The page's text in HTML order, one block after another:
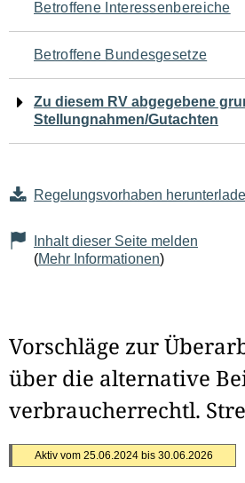
Seiteninhalt
Betroffene Interessenbereiche
Betroffene Bundesgesetze
Zu diesem RV abgegebene
Stellungnahmen/Gutachten
Regelungsvorhaben
Inhalt dieser Seite melden
(Mehr Informationen)
Vorschläge zur
über die alternative
verbraucherrechtl.
Aktiv vom 25.06.2024 bis 30.06.2026